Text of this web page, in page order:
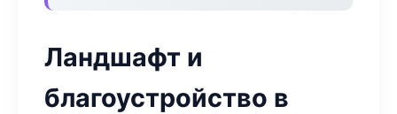
Ландшафт и
благоустройство в